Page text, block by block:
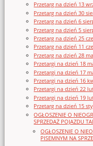
Przetarg na dzień 13
Przetarg na dzień 30
Przetarg na dzień 6
Przetarg na dzień 5
Przetarg na dzień 25
Przetarg na dzień 11
Przetarg na dzień 28
Przetargi na dzień 18
Przetargi na dzień 17
Przetargi na dzień 16
Przetargi na dzień 22
Przetargi na dzień 19
Przetarg na dzień 15
OGŁOSZENIE O
SPRZEDAŻ POJAZDU
OGŁOSZENIE O
PISEMNYM NA